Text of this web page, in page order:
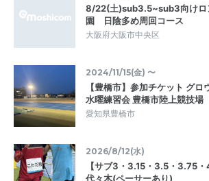
8/22(土)sub3.5~sub3向けロ
園 日陰多め周回コース
大阪府大阪市中央区
2024/11/15(金) 〜
【豊橋市】参加チケット グ
水曜練習会 豊橋市陸上競技場
愛知県豊橋市
2026/8/12(水)
【サブ3・3.15・3.5・3.75
代々木(ペーサーあり)